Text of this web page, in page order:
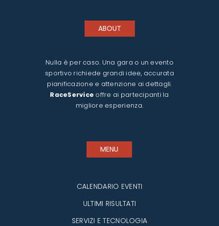
ABOUT
Nulla è per caso. Una gara o un evento
sportivo richiede grandi idee, accurata
pianificazione e attenzione ai dettagli.
RaceService offre ai partecipanti la
migliore esperienza.
MENU
CALENDARIO EVENTI
ULTIMI RISULTATI
SERVIZI E TECNOLOGIA